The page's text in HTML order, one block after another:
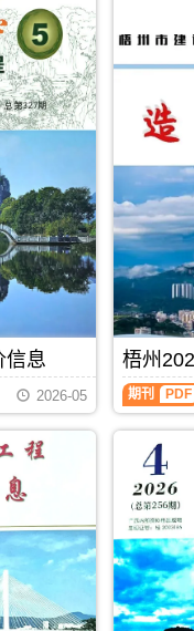
梧
州
理
手
册，
梧
州
市
造
价
信
息
期
刊
工
发
布，
用
于
百
色
工
程
招
标
控
制
价
编
制，
百
色
市
建
材
价
格
汇
月
价
（柳
建
工
程
造
信
期
刊，
由
柳
州
市
建
程
造
价
信
息
网
发
布，
信息
2026-05
梧州
期刊 PDF